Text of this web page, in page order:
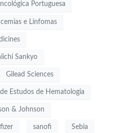
Portuguesa
e Linfomas
Sankyo
Gilead Sciences
Estudos de Hematologia
& Johnson
sanofi Sebia